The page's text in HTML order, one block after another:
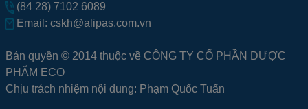
(84 28) 7102 6089
Email: cskh@alipas.com.vn
Bản quyền © 2014 thuộc về CÔNG TY CỔ PHẦN DƯỢC
PHẨM ECO
Chịu trách nhiệm nội dung: Phạm Quốc Tuấn